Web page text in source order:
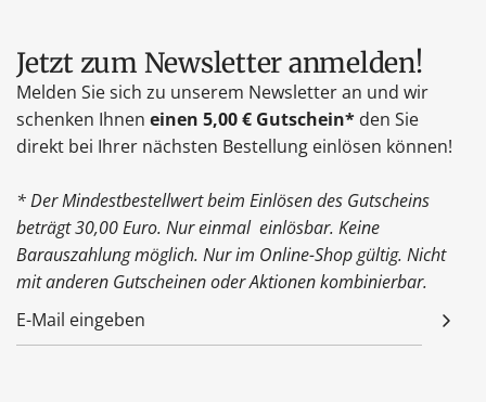
Jetzt zum Newsletter anmelden!
Melden Sie sich zu unserem Newsletter an und wir
schenken Ihnen einen 5,00 € Gutschein* den Sie
direkt bei Ihrer nächsten Bestellung einlösen können!
* Der Mindestbestellwert beim Einlösen des Gutscheins
beträgt 30,00 Euro. Nur einmal einlösbar. Keine
Barauszahlung möglich. Nur im Online-Shop gültig. Nicht
mit anderen Gutscheinen oder Aktionen kombinierbar.